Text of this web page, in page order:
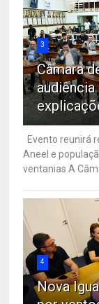
3
Câmara
Evento reunirá
Aneel e
ventanias A
4
Nova